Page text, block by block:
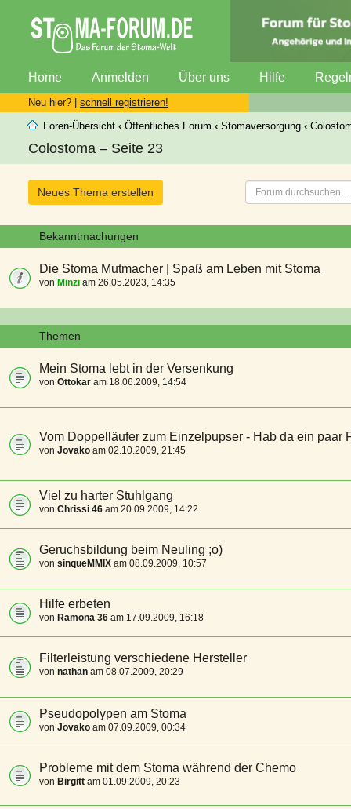
Home Anmelden Über uns Hilfe
Neu hier? | schnell registrieren!
Foren-Übersicht ‹ Öffentliches Forum ‹ Stomaversorgung ‹
Colostoma – Seite 23
Neues Thema erstellen
Bekanntmachungen
Die Stoma Mutmacher | Spaß am Leben mit Stoma
von Minzi am 26.05.2023, 14:35
Themen
Mein Stoma lebt in der Versenkung
von Ottokar am 18.06.2009, 14:54
Vom Doppelläufer zum Einzelpupser - Hab da ein paar
von Jovako am 02.10.2009, 21:45
Viel zu harter Stuhlgang
von Chrissi 46 am 20.09.2009, 14:22
Geruchsbildung beim Neuling ;o)
von sinqueMMIX am 08.09.2009, 10:57
Hilfe erbeten
von Ramona 36 am 17.09.2009, 16:18
Filterleistung verschiedene Hersteller
von nathan am 08.07.2009, 20:29
Pseudopolypen am Stoma
von Jovako am 07.09.2009, 00:34
Probleme mit dem Stoma während der Chemo
von Birgitt am 01.09.2009, 20:23